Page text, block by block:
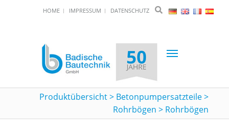
HOME IMPRESSUM DATENSCHUTZ
Toggle
Produktübersicht> Betonpumpersatzteile>
Rohrbögen > Rohrbögen